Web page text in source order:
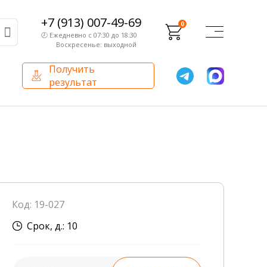
+7 (913) 007-49-69
🕗 Ежедневно с 07:30 до 18:30
Воскресенье: выходной
0
Получить
результат
Внутренний аудит
Сотрудники лаборатории
Код: 19-027
Срок, д.: 10